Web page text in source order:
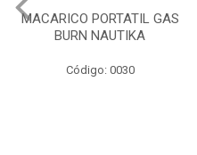
MACARICO PORTATIL GAS
BURN NAUTIKA
Código: 0030